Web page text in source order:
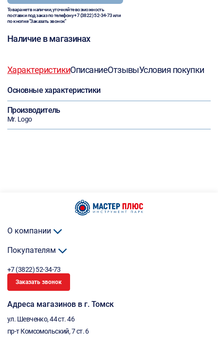
Товара нет в наличии, уточняйте возможность
поставки под заказ по телефону+7 (3822) 52-34-73или
по кнопке "Заказать звонок"
Наличие в магазинах
ХарактеристикиОписаниеОтзывыУсловия покупки
Основные характеристики
Производитель
Mr. Logo
О компании
Покупателям
+7 (3822) 52-34-73
Заказать звонок
Адреса магазинов в г. Томск
ул. Шевченко, 44 ст. 46
пр-т Комсомольский, 7 ст. 6